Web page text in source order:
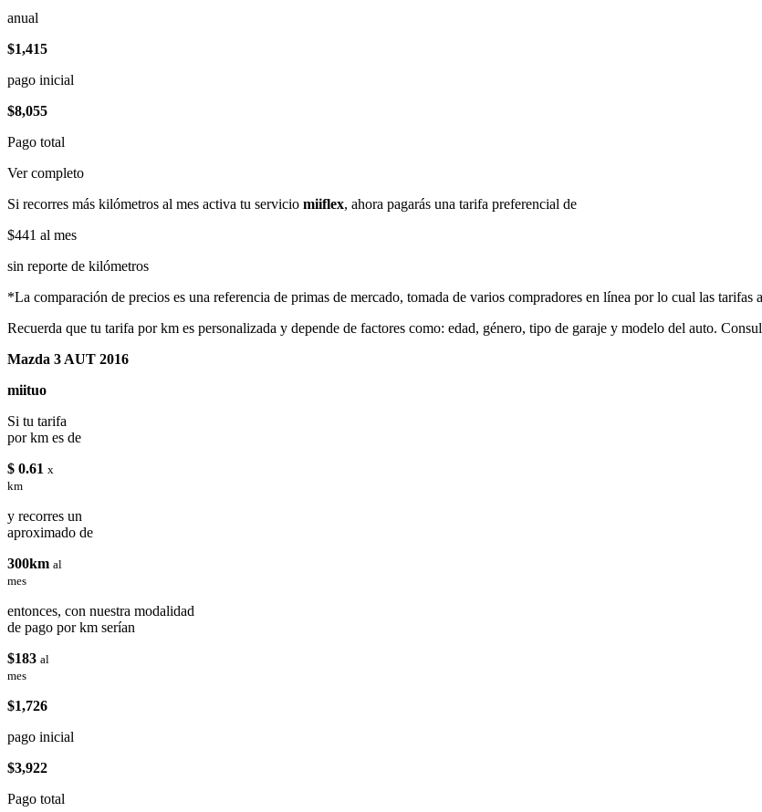
anual
$1,415
pago inicial
$8,055
Pago total
Ver completo
Si recorres más kilómetros al mes activa tu servicio miiflex, ahora pagarás una tarifa preferencial de
$441 al mes
sin reporte de kilómetros
*La comparación de precios es una referencia de primas de mercado, tomada de varios compradores en línea por lo cual las tarifas
Recuerda que tu tarifa por km es personalizada y depende de factores como: edad, género, tipo de garaje y modelo del auto.
Mazda 3 AUT 2016
miituo
Si tu tarifa
por km es de
$ 0.61 x
km
y recorres un
aproximado de
300km al
mes
entonces, con nuestra modalidad
de pago por km serían
$183 al
mes
$1,726
pago inicial
$3,922
Pago total